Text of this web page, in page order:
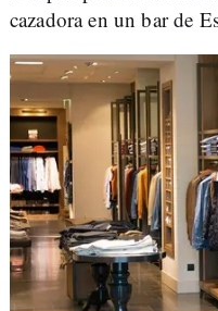
cazadora en un bar de